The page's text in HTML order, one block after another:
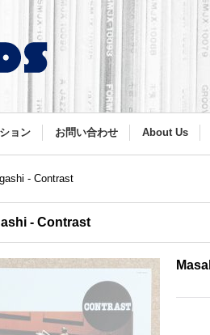
ョン お問い合わせ About Us
- Contrast
- Contrast